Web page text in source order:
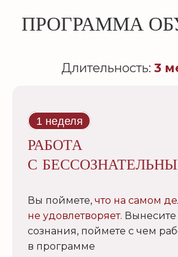
ПРОГРАММА
Длительность: 3
1 неделя
РАБОТА
С
Вы поймете, что на самом
не удовлетворяет. Вынесите
сознания, поймете с чем
в программе